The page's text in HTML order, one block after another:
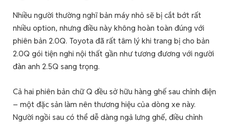
Nhiều người thường nghĩ bản máy nhỏ sẽ bị cắt bớt rất
nhiều option, nhưng điều này không hoàn toàn đúng với
phiên bản 2.0Q. Toyota đã rất tâm lý khi trang bị cho bản
2.0Q gói tiện nghi nội thất gần như tương đương với người
đàn anh 2.5Q sang trọng.
Cả hai phiên bản chữ Q đều sở hữu hàng ghế sau chỉnh điện
– một đặc sản làm nên thương hiệu của dòng xe này.
Người ngồi sau có thể dễ dàng ngả lưng ghế, điều chỉnh